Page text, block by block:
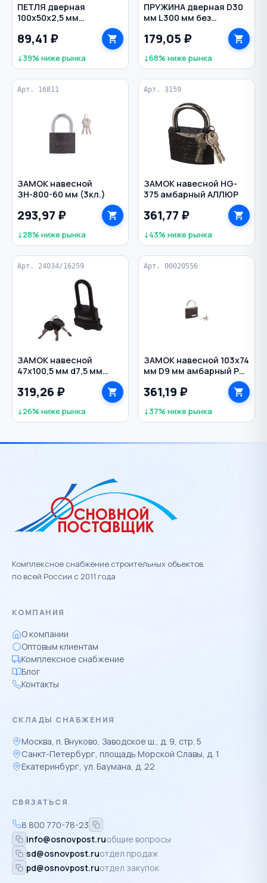
ПЕТЛЯ дверная
100х50х2,5 мм
цинк универсальная
89,41 ₽
↓39% ниже рынка
ПРУЖИНА дверная D30
мм L300 мм без
179,05 ₽
↓68% ниже рынка
Арт. 16811
ЗАМОК навесной
ЗН-800-60 мм (3кл.)
293,97 ₽
↓28% ниже рынка
Арт. 3159
ЗАМОК навесной HG-
375 амбарный АЛЛЮР
361,77 ₽
↓43% ниже рынка
Арт. 24034/16259
ЗАМОК навесной
47х100,5 мм d7,5 мм
влагозащищенный PDR-
319,26 ₽
↓26% ниже рынка
Арт. 00020556
ЗАМОК навесной 103х74
мм D9 мм амбарный PD-
361,19 ₽
↓37% ниже рынка
Комплексное снабжение строительных объектов
по всей России с 2011 года
КОМПАНИЯ
О компании
Оптовым клиентам
Комплексное снабжение
Блог
Контакты
СКЛАДЫ СНАБЖЕНИЯ
Москва, п. Внуково, Заводское ш., д. 9, стр. 5
Санкт-Петербург, площадь Морской Славы, д. 1
Екатеринбург, ул. Баумана, д. 22
СВЯЗАТЬСЯ
8 800 770-78-23
info@osnovpost.ruобщие вопросы
sd@osnovpost.ruотдел продаж
pd@osnovpost.ruотдел закупок